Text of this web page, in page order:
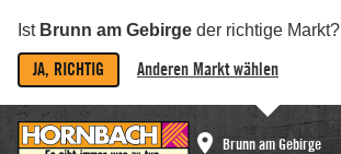
Ist Brunn am Gebirge der richtige Markt?
JA, RICHTIG Anderen Markt wählen
Brunn am Gebirge